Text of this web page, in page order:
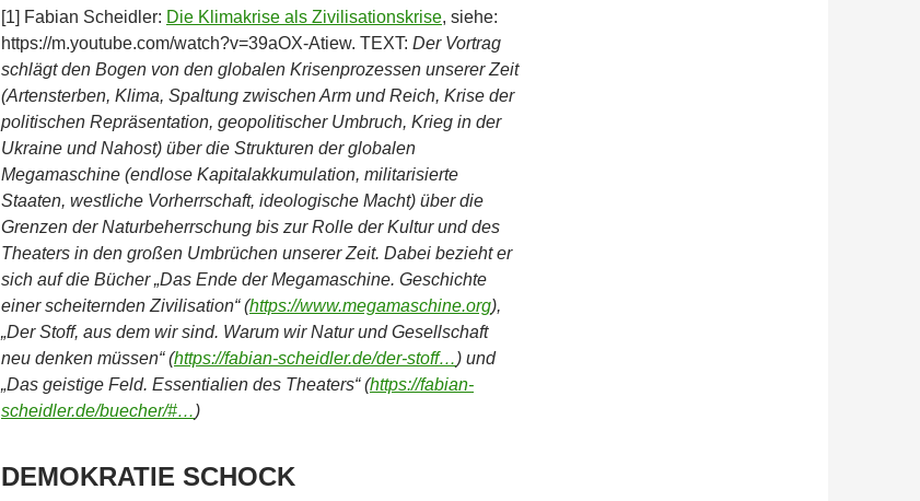
[1] Fabian Scheidler: Die Klimakrise als Zivilisationskrise, siehe:
https://m.youtube.com/watch?v=39aOX-Atiew. TEXT: Der Vortrag
schlägt den Bogen von den globalen Krisenprozessen unserer Zeit
(Artensterben, Klima, Spaltung zwischen Arm und Reich, Krise der
politischen Repräsentation, geopolitischer Umbruch, Krieg in der
Ukraine und Nahost) über die Strukturen der globalen
Megamaschine (endlose Kapitalakkumulation, militarisierte
Staaten, westliche Vorherrschaft, ideologische Macht) über die
Grenzen der Naturbeherrschung bis zur Rolle der Kultur und des
Theaters in den großen Umbrüchen unserer Zeit. Dabei bezieht er
sich auf die Bücher „Das Ende der Megamaschine. Geschichte
einer scheiternden Zivilisation“ (https://www.megamaschine.org),
„Der Stoff, aus dem wir sind. Warum wir Natur und Gesellschaft
neu denken müssen“ (https://fabian-scheidler.de/der-stoff…) und
„Das geistige Feld. Essentialien des Theaters“ (https://fabian-
scheidler.de/buecher/#…)
DEMOKRATIE SCHOCK